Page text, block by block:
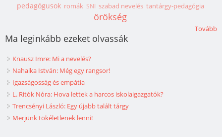
pedagógusok romák SNI szabad nevelés tantárgy-pedagógia
örökség
Tovább
Ma leginkább ezeket olvassák
Knausz Imre: Mi a nevelés?
Nahalka István: Még egy rangsor!
Igazságosság és empátia
L. Ritók Nóra: Hova lettek a harcos iskolaigazgatók?
Trencsényi László: Egy újabb talált tárgy
Merjünk tökéletlenek lenni!